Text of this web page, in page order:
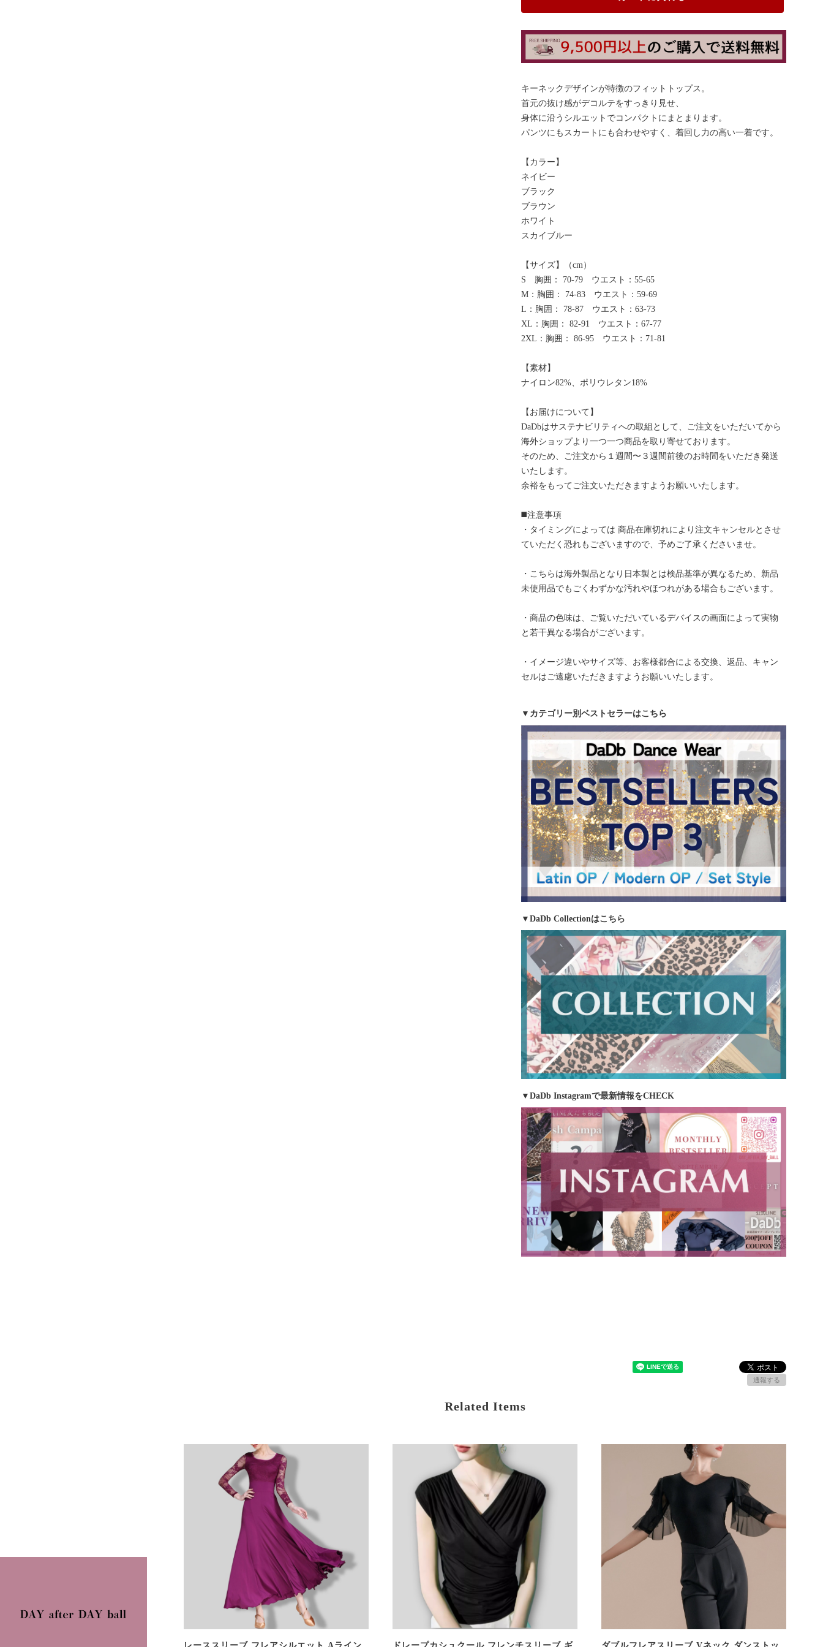
キーネックデザインが特徴のフィットトップス。
首元の抜け感がデコルテをすっきり見せ、
身体に沿うシルエットでコンパクトにまとまります。
パンツにもスカートにも合わせやすく、着回し力の高い一着です。
【カラー】
ネイビー
ブラック
ブラウン
ホワイト
スカイブルー
【サイズ】（cm）
S 胸囲： 70-79 ウエスト：55-65
M：胸囲： 74-83 ウエスト：59-69
L：胸囲： 78-87 ウエスト：63-73
XL：胸囲： 82-91 ウエスト：67-77
2XL：胸囲： 86-95 ウエスト：71-81
【素材】
ナイロン82%、ポリウレタン18%
【お届けについて】
DaDbはサステナビリティへの取組として、ご注文をいただいてから
海外ショップより一つ一つ商品を取り寄せております。
そのため、ご注文から１週間〜３週間前後のお時間をいただき発送
いたします。
余裕をもってご注文いただきますようお願いいたします。
◼️注意事項
・タイミングによっては 商品在庫切れにより注文キャンセルとさせ
ていただく恐れもございますので、予めご了承くださいませ。
・こちらは海外製品となり日本製とは検品基準が異なるため、新品
未使用品でもごくわずかな汚れやほつれがある場合もございます。
・商品の色味は、ご覧いただいているデバイスの画面によって実物
と若干異なる場合がございます。
・イメージ違いやサイズ等、お客様都合による交換、返品、キャン
セルはご遠慮いただきますようお願いいたします。
▼カテゴリー別ベストセラーはこちら
▼DaDb Collectionはこちら
▼DaDb Instagramで最新情報をCHECK
通報する
Related Items
レーススリーブ フレアシルエット Aライン ドレープカシュクール フレンチスリーブ ギ ダブルフレアスリーブ Vネック ダンストッ